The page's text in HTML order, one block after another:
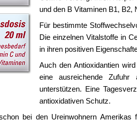
und den B Vitaminen B1, B2,
Für bestimmte
Die einzelnen Vitalstoffe in
in ihren positiven
Auch den Antioxidantien
eine ausreichende Zufuhr
unterstützen. Eine
antioxidativen Schutz.
bei den Ureinwohnern